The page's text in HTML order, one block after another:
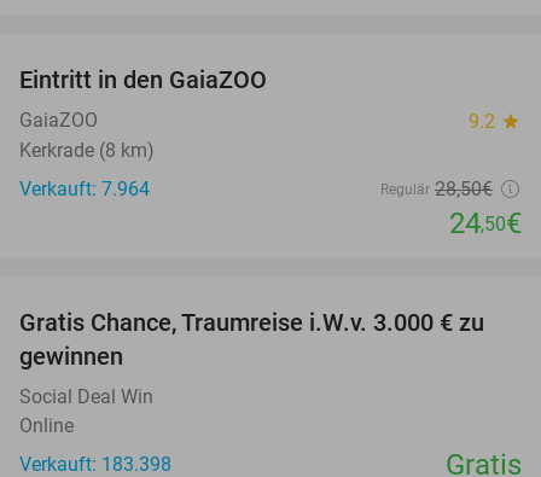
Eintritt in den GaiaZOO
GaiaZOO 9.2 star
Kerkrade (8 km)
Verkauft: 7.964
Regulär 28,50€
24,50€
Gratis Chance, Traumreise i.W.v. 3.000 € zu
gewinnen
Social Deal Win
Online
Verkauft: 183.398
Gratis